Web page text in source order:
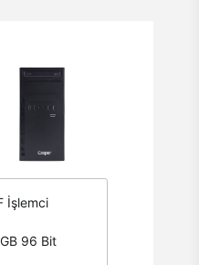
İşlemci
96 Bit